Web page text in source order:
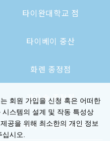
타이완대학교 점
타이베이 중산
화롄 종정점
가오슝 종정점
오사카 신사이바시는
회원 가입을 신청 혹은 어떠한
스템의 설계 및 작동 특성상
공을 위해 최소한의 개인 정보
시오.